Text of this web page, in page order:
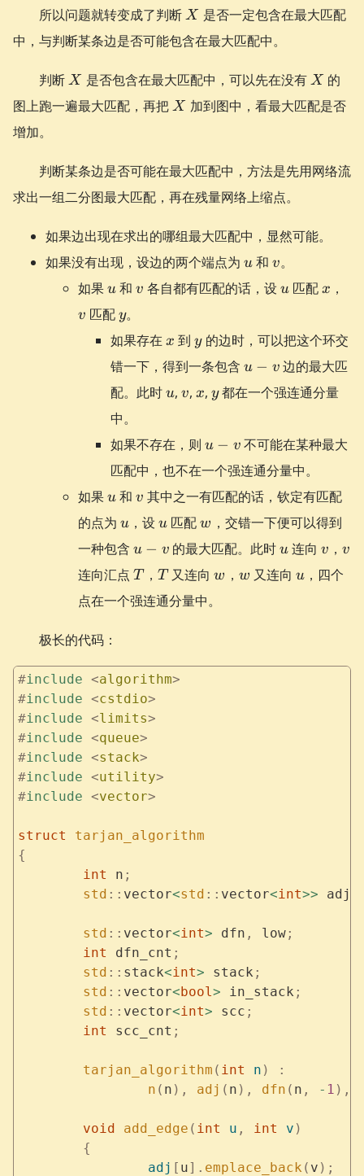
所以问题就转变成了判断 X
X 是否一定包含在最大匹配
中，与判断某条边是否可能包含在最大匹配中。
判断 X
X 是否包含在最大匹配中，可以先在没有 X
X 的
图上跑一遍最大匹配，再把 X
X 加到图中，看最大匹配是否
增加。
判断某条边是否可能在最大匹配中，方法是先用网络流
求出一组二分图最大匹配，再在残量网络上缩点。
如果边出现在求出的哪组最大匹配中，显然可能。
如果没有出现，设边的两个端点为 u
u 和 v
v。
如果u
u 和 v
v 各自都有匹配的话，设u
u匹配 x
x ，
v 匹配y
y。
如果存在 x
x 到 y
y的边时，可以把这个环交
错一下，得到一条包含 u-
u − v 边的最大匹
配。此时u
u, v
v, x
x, y
y都在一个强连通分量
中。
如果不存在，则 u-
u − v 不可能在某种最大
匹配中，也不在一个强连通分量中。
如果u
u 和 v
v 其中之一有匹配的话，钦定有匹配
的点为 u
u ，设u
u 匹配w
w ，交错一下便可以得到
一种包含 u-
u − v 的最大匹配。此时u
u 连向v
v ， v
v
连向汇点 T
T ， T
T 又连向w
w ， w
w 又连向u
u ，四个
点在一个强连通分量中。
极长的代码：
#include <algorithm>
#include <cstdio>
#include <limits>
#include <queue>
#include <stack>
#include <utility>
#include <vector>
struct tarjan_algorithm
{
	int
n ;
	std
:: vector<std :: vector<int>> adj
	std
:: vector<int> dfn , low;
	int
dfn_cnt ;
	std
:: stack<int> stack ;
	std
:: vector< bool> in_stack ;
	std
:: vector<int> scc ;
	int
scc_cnt ;
	tarjan_algorithm
( int n )
:
		n
( n ), adj ( n ), dfn ( n , - 1 ),
	void
add_edge ( int u , int v )
	{
		adj
[ u]. emplace_back ( v );